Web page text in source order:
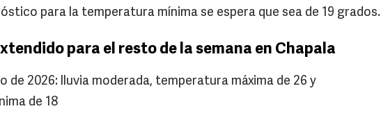
para la temperatura mínima se espera que sea de 19 grados.
para el resto de la semana en Chapala
de 2026: lluvia moderada, temperatura máxima de 26 y
de 18